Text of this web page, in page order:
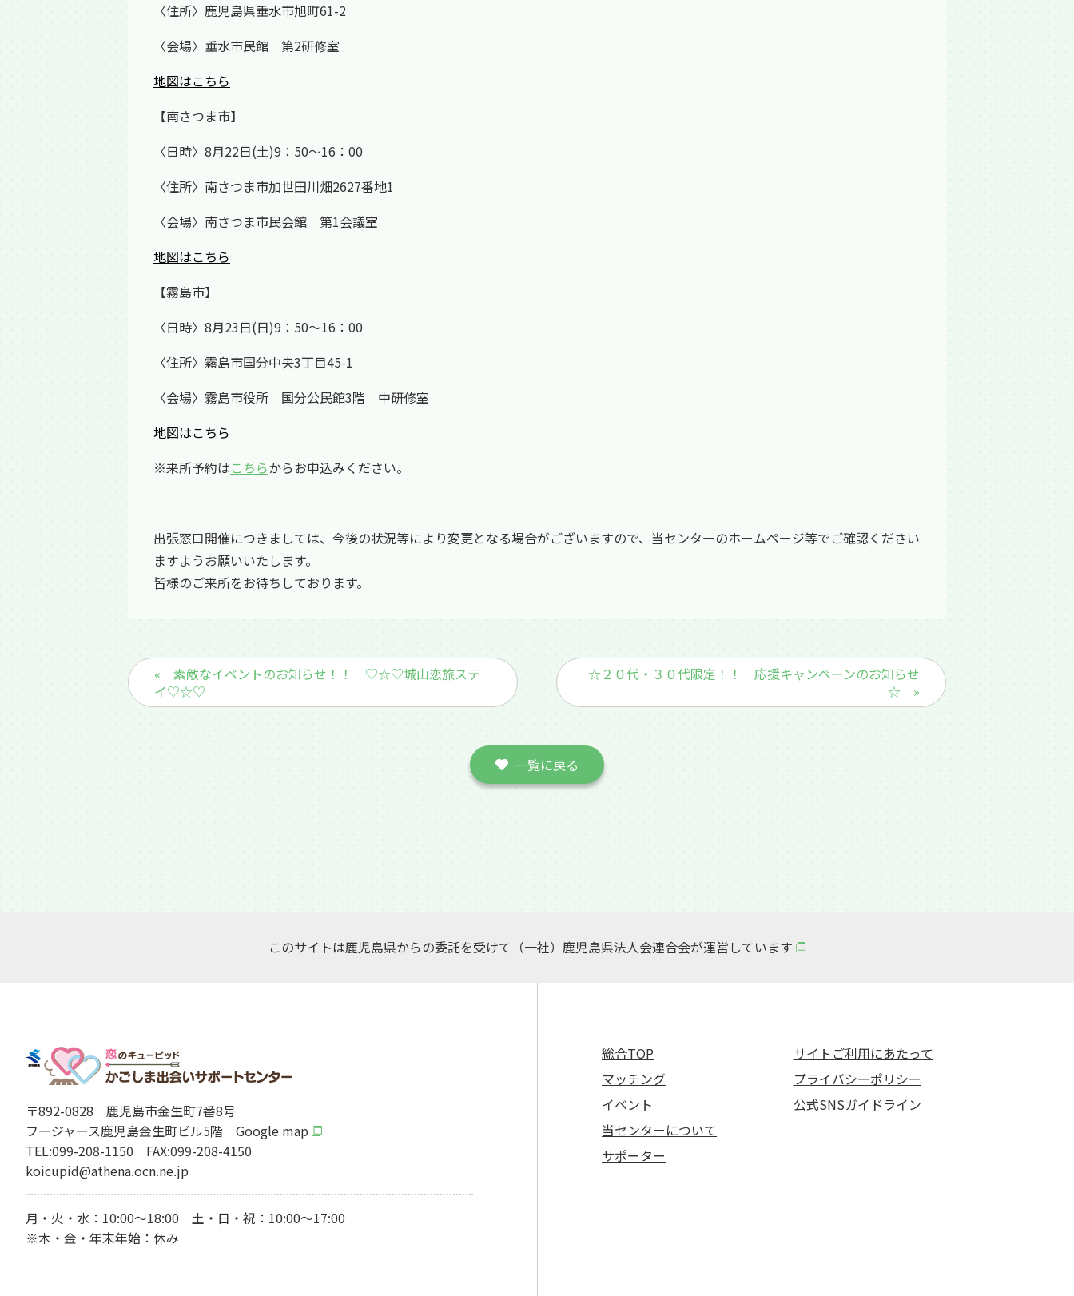
〈住所〉鹿児島県垂水市旭町61-2
〈会場〉垂水市民館 第2研修室
地図はこちら
【南さつま市】
〈日時〉8月22日(土)9：50～16：00
〈住所〉南さつま市加世田川畑2627番地1
〈会場〉南さつま市民会館 第1会議室
地図はこちら
【霧島市】
〈日時〉8月23日(日)9：50～16：00
〈住所〉霧島市国分中央3丁目45-1
〈会場〉霧島市役所 国分公民館3階 中研修室
地図はこちら
※来所予約はこちらからお申込みください。
出張窓口開催につきましては、今後の状況等により変更となる場合がございますので、当センターのホームページ等でご確認ください
ますようお願いいたします。
皆様のご来所をお待ちしております。
« 素敵なイベントのお知らせ！！ ♡☆♡城山恋旅ステ
イ♡☆♡
☆２０代・３０代限定！！ 応援キャンペーンのお知らせ
☆ »
一覧に戻る
このサイトは鹿児島県からの委託を受けて（一社）鹿児島県法人会連合会が運営しています
〒892-0828 鹿児島市金生町7番8号
フージャース鹿児島金生町ビル5階 Google map
TEL:099-208-1150 FAX:099-208-4150
koicupid@athena.ocn.ne.jp
月・火・水：10:00～18:00 土・日・祝：10:00～17:00
※木・金・年末年始：休み
総合TOP
マッチング
イベント
当センターについて
サポーター
サイトご利用にあたって
プライバシーポリシー
公式SNSガイドライン